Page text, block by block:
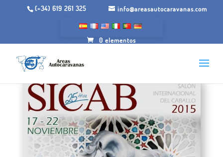
(+34) 619 261 325 info@areasautocaravanas.com
0 elementos